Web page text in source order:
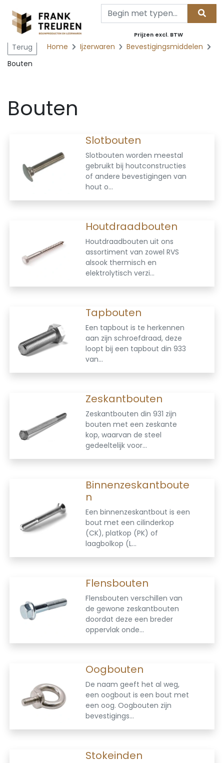
Prijzen excl. BTW
Terug Home Ijzerwaren
Bevestigingsmiddelen
Bouten
Bouten
Slotbouten
Slotbouten worden meestal
gebruikt bij houtconstructies
of andere bevestigingen van
hout o...
Houtdraadbouten
Houtdraadbouten uit ons
assortiment van zowel RVS
alsook thermisch en
elektrolytisch verzi...
Tapbouten
Een tapbout is te herkennen
aan zijn schroefdraad, deze
loopt bij een tapbout din 933
van...
Zeskantbouten
Zeskantbouten din 931 zijn
bouten met een zeskante
kop, waarvan de steel
gedeeltelijk voor...
Binnenzeskantboute
n
Een binnenzeskantbout is een
bout met een cilinderkop
(CK), platkop (PK) of
laagbolkop (L...
Flensbouten
Flensbouten verschillen van
de gewone zeskantbouten
doordat deze een breder
oppervlak onde...
Oogbouten
De naam geeft het al weg,
een oogbout is een bout met
een oog. Oogbouten zijn
bevestigings...
Stokeinden